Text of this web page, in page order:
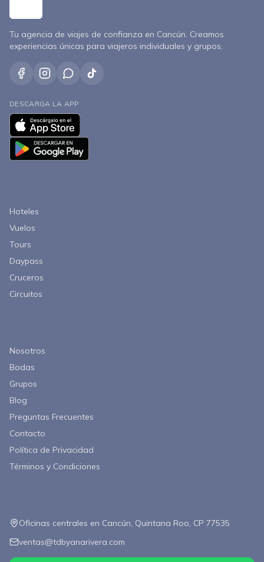
Tu agencia de viajes de confianza en Cancún. Creamos
experiencias únicas para viajeros individuales y grupos.
DESCARGA LA APP
Hoteles
Vuelos
Tours
Daypass
Cruceros
Circuitos
Nosotros
Bodas
Grupos
Blog
Preguntas Frecuentes
Contacto
Política de Privacidad
Términos y Condiciones
Oficinas centrales en Cancún, Quintana Roo, CP 77535
ventas@tdbyanarivera.com